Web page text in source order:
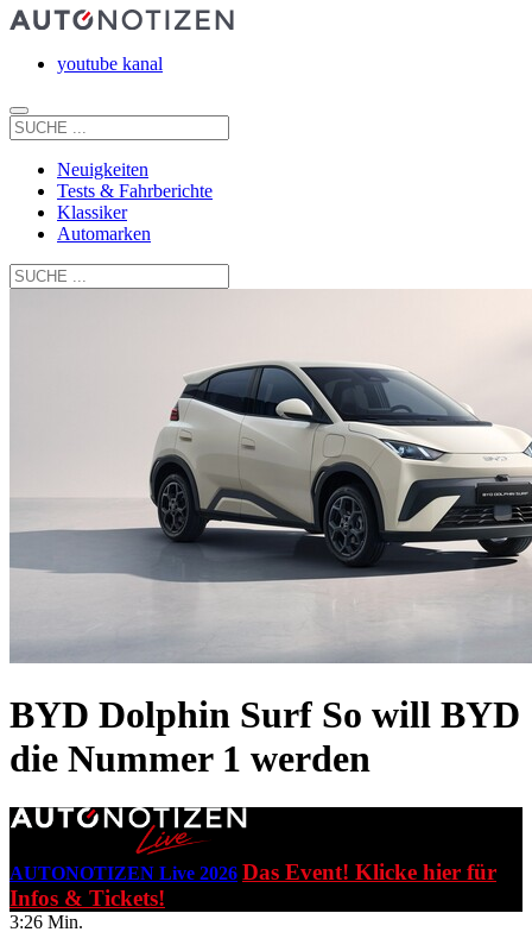
youtube kanal
Neuigkeiten
Tests & Fahrberichte
Klassiker
Automarken
BYD Dolphin Surf So will BYD
die Nummer 1 werden
AUTONOTIZEN Live 2026 Das Event! Klicke hier für
Infos & Tickets!
3:26 Min.